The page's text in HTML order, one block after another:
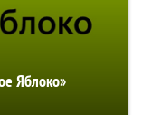
Яблоко»